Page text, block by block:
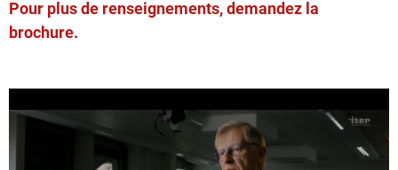
Pour plus de renseignements, demandez la
brochure.